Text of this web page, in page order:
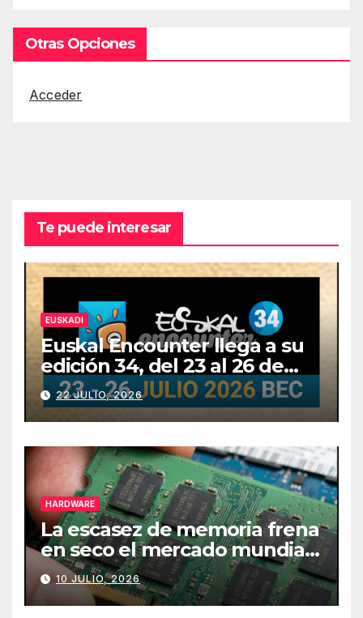
Otras Opciones
Acceder
Te puede interesar
EUSKADI
Euskal Encounter llega a su
edición 34, del 23 al 26 de
julio
22 JULIO, 2026
HARDWARE
La escasez de memoria frena
en seco el mercado mundial
de PCs
10 JULIO, 2026